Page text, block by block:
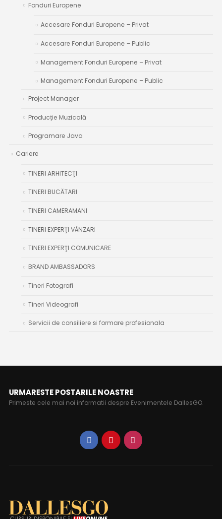
Fonduri Europene
Accesare Fonduri Europene – Privat
Accesare Fonduri Europene – Public
Management Fonduri Europene – Privat
Management Fonduri Europene – Public
Project Manager
Producție Muzicală
Programare Java
Cariere
TINERI ARHITECŢI
TINERI BUCĂTARI
TINERI CAMERAMANI
TINERI EXPERŢI VÂNZARI
TINERI EXPERŢI COMUNICARE
BRAND AMBASSADORS
Tineri Fotografi
Tineri Videografi
Servicii de consiliere si formare profesionala
URMARESTE POSTARILE NOASTRE
Primeste cele mai noi informatii despre Evenimentele DallesGO.